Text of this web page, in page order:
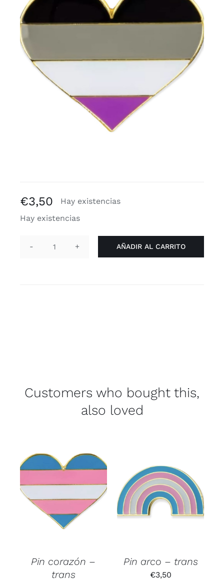
Blogs
€3,50
Hay existencias
Hay existencias
Pin
AÑADIR AL CARRITO
Customers who bought this,
also loved
Pin corazón –
trans
Pin arco – trans
€3,50